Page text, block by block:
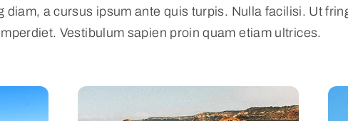
diam, a cursus ipsum ante quis turpis. Nulla facilisi. Ut
Vestibulum sapien proin quam etiam ultrices.